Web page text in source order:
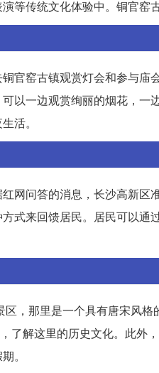
等传统文化体验中。铜官窑
官窑古镇观赏灯会和参与
以一边观赏绚丽的烟花，
活。
网问答的消息，长沙高新
式来回馈居民。居民可以
，那里是一个具有唐宋风格
了解这里的历史文化。此外
。